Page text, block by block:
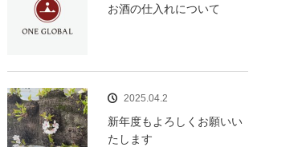
お酒の仕入れについて
2025.04.2
新年度もよろしくお願いい
たします